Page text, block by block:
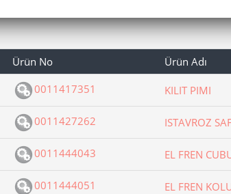
Ürün No Ürün Adı
0011417351 KILIT PIMI
0011427262 ISTAVROZ
0011444043 EL FREN
0011444051 EL FREN